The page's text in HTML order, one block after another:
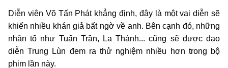
Diễn viên Võ Tấn Phát khẳng định, đây là một vai diễn sẽ
khiến nhiều khán giả bất ngờ về anh. Bên cạnh đó, những
nhân tố như Tuấn Trần, La Thành... cũng sẽ được đạo
diễn Trung Lùn đem ra thử nghiệm nhiều hơn trong bộ
phim lần này.